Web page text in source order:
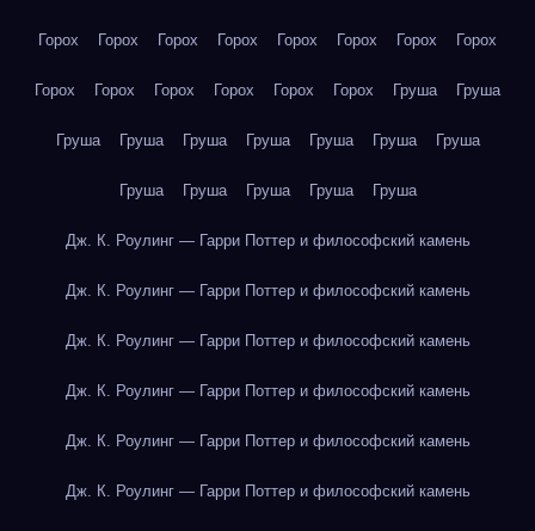
Горох Горох Горох Горох Горох Горох Горох Горох
Горох Горох Горох Горох Горох Горох Груша Груша
Груша Груша Груша Груша Груша Груша Груша
Груша Груша Груша Груша Груша
Дж. К. Роулинг — Гарри Поттер и философский камень
Дж. К. Роулинг — Гарри Поттер и философский камень
Дж. К. Роулинг — Гарри Поттер и философский камень
Дж. К. Роулинг — Гарри Поттер и философский камень
Дж. К. Роулинг — Гарри Поттер и философский камень
Дж. К. Роулинг — Гарри Поттер и философский камень